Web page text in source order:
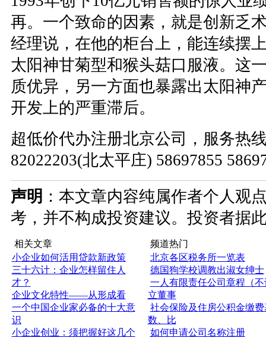
再。一个致命的因素，就是创新乏
经理说，在他的柜台上，能连续摆
太阳神甘菊型和猴头菇口服液。这
质优异，另一方面也暴露出太阳神
开发上的严重滞后。
超低价代办注册北京公司，服务热
82022203(北太平庄) 58697855
声明 ：本文章内容纯属作者个人观
考，并不构成投资建议。投资者据
相关文章
小企业如何活用贷款新政策
三十六计：企业怎样留住人
才？
企业文化特性——从形成看
一个中国企业家必备的十大意
识
小企业创业：须把握好这几个
频道热门
北京各区税务所一览表
德国狗学校调教出淑女绅士
一人有限责任公司章程（不
立董事
社会保险及住房公积金缴费
数、比
如何申请公司名称注册